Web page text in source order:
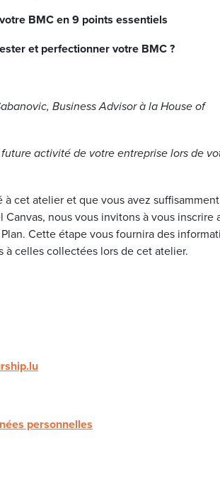
BMC en 9 points essentiels
et perfectionner votre BMC ?
Business Advisor à la House of
activité de votre entreprise lors de
cet atelier et que vous avez suffisamment
nous vous invitons à vous inscrire
Cette étape vous fournira des
à celles collectées lors de cet atelier.
personnelles